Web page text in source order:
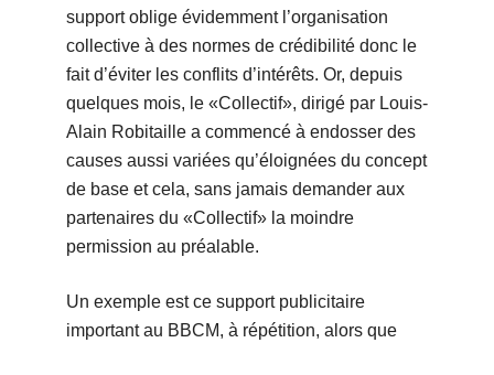
support oblige évidemment l’organisation
collective à des normes de crédibilité donc le
fait d’éviter les conflits d’intérêts. Or, depuis
quelques mois, le «Collectif», dirigé par Louis-
Alain Robitaille a commencé à endosser des
causes aussi variées qu’éloignées du concept
de base et cela, sans jamais demander aux
partenaires du «Collectif» la moindre
permission au préalable.
Un exemple est ce support publicitaire
important au BBCM, à répétition, alors que